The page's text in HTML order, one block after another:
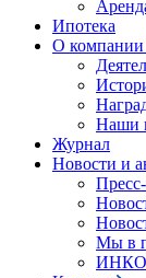
Ипотека
О компании
Наши
Журнал
Новости и
Мы в